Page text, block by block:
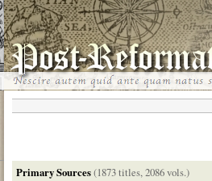
Primary Sources(1873 titles, 2086 vols.)